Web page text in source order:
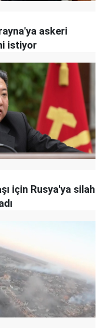
askeri
istiyor
için Rusya'ya silah